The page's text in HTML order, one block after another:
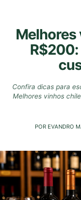
Melhores
Confira dicas para
Melhores vinhos
POR EVANDRO